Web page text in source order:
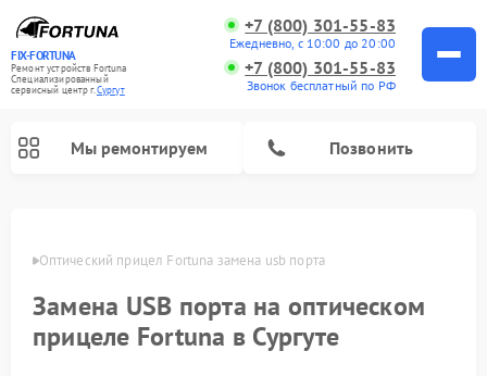
FIX-FORTUNA
Ремонт устройств Fortuna
Специализированный
cервисный центр г.Сургут
+7 (800) 301-55-83
Ежедневно, с 10:00 до 20:00
+7 (800) 301-55-83
Звонок бесплатный по РФ
Мы ремонтируем Позвонить
Оптический прицел Fortuna замена usb порта
Замена USB порта на оптическом
прицеле Fortuna в Сургуте